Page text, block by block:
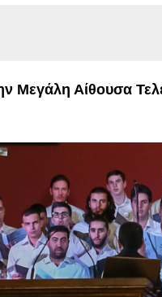
Μεγάλη Αίθουσα